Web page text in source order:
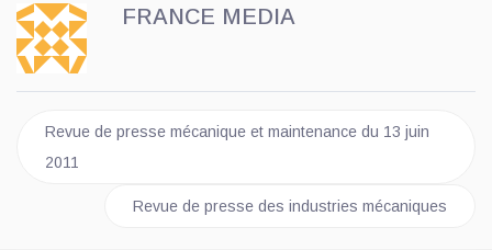
FRANCE MEDIA
Article précédent : Revue de presse mécanique et maintenance
Revue de presse mécanique et maintenance du 13 juin
2011
Article suivant : Revue de presse des industries
Revue de presse des industries mécaniques